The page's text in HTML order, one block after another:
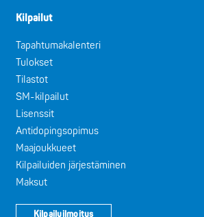
Kilpailut
Tapahtumakalenteri
Tulokset
Tilastot
SM-kilpailut
Lisenssit
Antidopingsopimus
Maajoukkueet
Kilpailuiden järjestäminen
Maksut
Kilpailuilmoitus